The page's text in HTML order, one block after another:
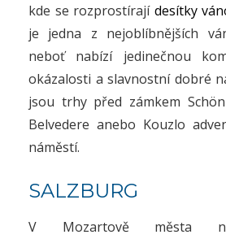
kde se rozprostírají desítky
je jedna z nejoblíbnějších
neboť nabízí jedinečnou
okázalosti a slavnostní dobré
jsou trhy před zámkem
Belvedere anebo Kouzlo
náměstí.
SALZBURG
V Mozartově města